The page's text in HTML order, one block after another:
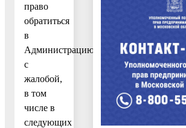
право
обратиться
в
Администрацию
с
жалобой,
в том
числе в
следующих